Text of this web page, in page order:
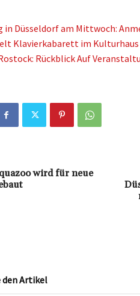
in Düsseldorf am Mittwoch:
Klavierkabarett im Kulturhaus
Rückblick Auf
wird für neue
den Artikel